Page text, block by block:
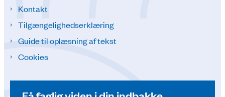
Kontakt
Tilgængelighedserklæring
Guide til oplæsning af tekst
Cookies